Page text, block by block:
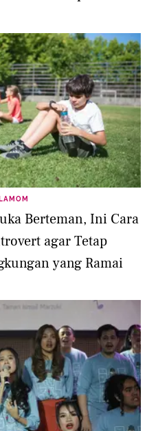
Berteman, Ini Cara
agar Tetap
yang Ramai